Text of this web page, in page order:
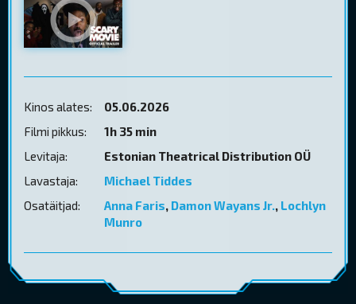
Kinos alates:
05.06.2026
Filmi pikkus:
1h 35 min
Levitaja:
Estonian Theatrical Distribution OÜ
Lavastaja:
Michael Tiddes
Osatäitjad:
Anna Faris, Damon Wayans Jr., Lochlyn
Munro